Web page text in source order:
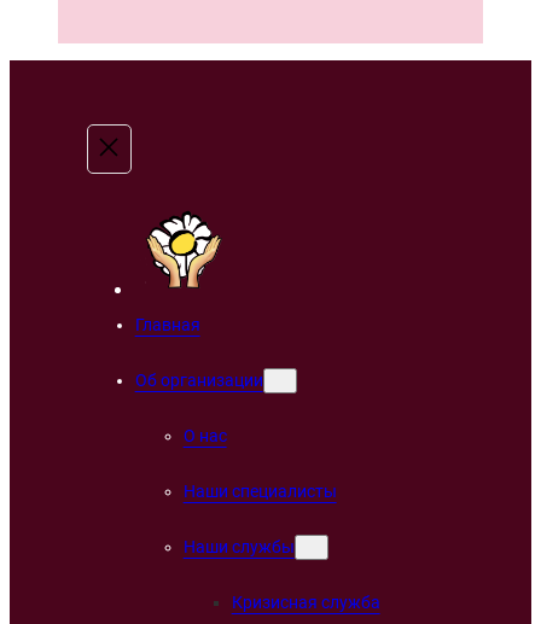
Главная
Об организации
О нас
Наши специалисты
Наши службы
Кризисная служба